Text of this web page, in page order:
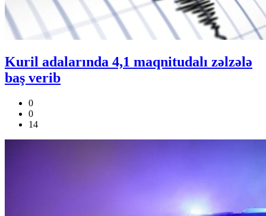
Kuril adalarında 4,1 maqnitudalı zəlzələ
baş verib
0
0
14